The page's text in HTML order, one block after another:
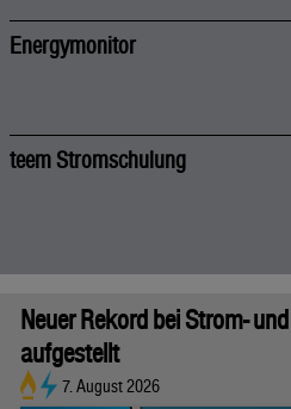
Energymonitor
teem Stromschulung
Neuer Rekord bei Strom-
aufgestellt
7. August 2026